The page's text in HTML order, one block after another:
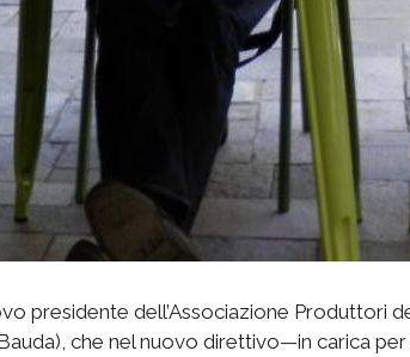
presidente dell’Associazione Produttori
che nel nuovo direttivo—in carica per